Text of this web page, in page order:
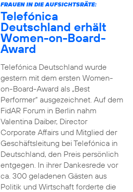
FRAUEN IN DIE AUFSICHTSRÄTE:
Telefónica
Deutschland erhält
Women-on-Board-
Award
Telefónica Deutschland wurde
gestern mit dem ersten Women-
on-Board-Award als „Best
Performer“ ausgezeichnet. Auf dem
FidAR Forum in Berlin nahm
Valentina Daiber, Director
Corporate Affairs und Mitglied der
Geschäftsleitung bei Telefónica in
Deutschland, den Preis persönlich
entgegen. In ihrer Dankesrede vor
ca. 300 geladenen Gästen aus
Politik und Wirtschaft forderte die